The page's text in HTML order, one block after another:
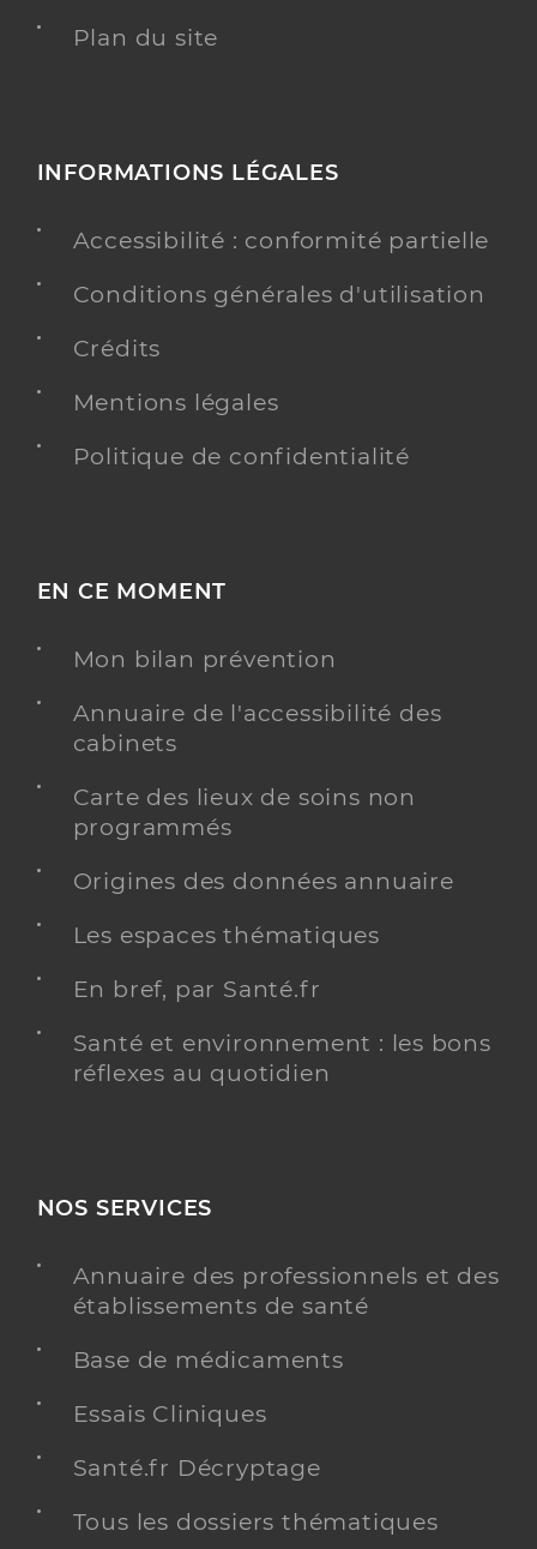
Plan du site
INFORMATIONS LÉGALES
Accessibilité : conformité partielle
Conditions générales d'utilisation
Crédits
Mentions légales
Politique de confidentialité
EN CE MOMENT
Mon bilan prévention
Annuaire de l'accessibilité des
cabinets
Carte des lieux de soins non
programmés
Origines des données annuaire
Les espaces thématiques
En bref, par Santé.fr
Santé et environnement : les bons
réflexes au quotidien
NOS SERVICES
Annuaire des professionnels et des
établissements de santé
Base de médicaments
Essais Cliniques
Santé.fr Décryptage
Tous les dossiers thématiques